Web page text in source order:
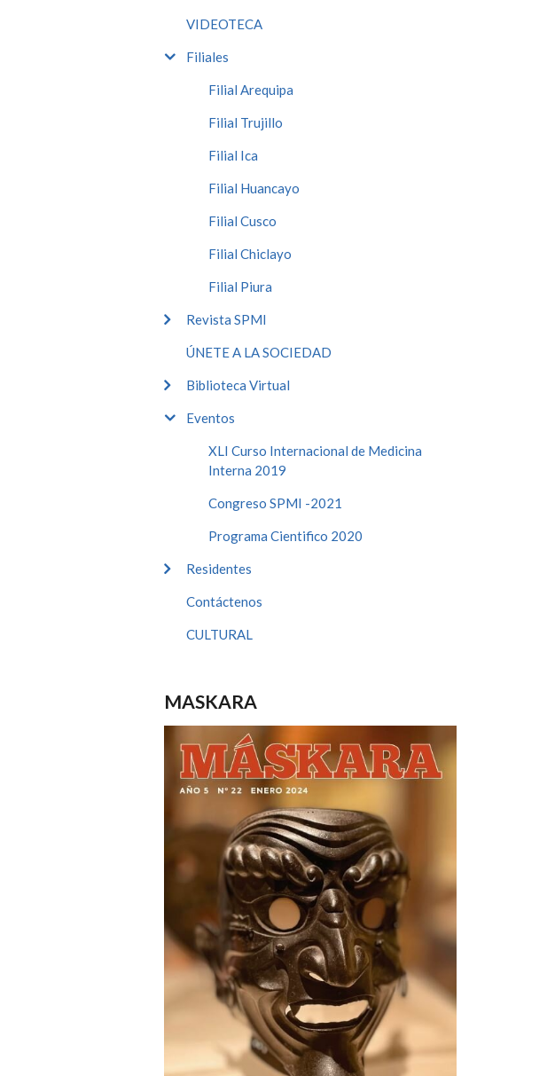
VIDEOTECA
Filiales
Filial Arequipa
Filial Trujillo
Filial Ica
Filial Huancayo
Filial Cusco
Filial Chiclayo
Filial Piura
Revista SPMI
ÚNETE A LA SOCIEDAD
Biblioteca Virtual
Eventos
XLI Curso Internacional de Medicina
Interna 2019
Congreso SPMI -2021
Programa Cientifico 2020
Residentes
Contáctenos
CULTURAL
MASKARA